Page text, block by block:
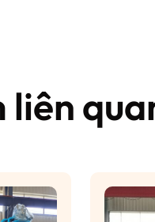
liên